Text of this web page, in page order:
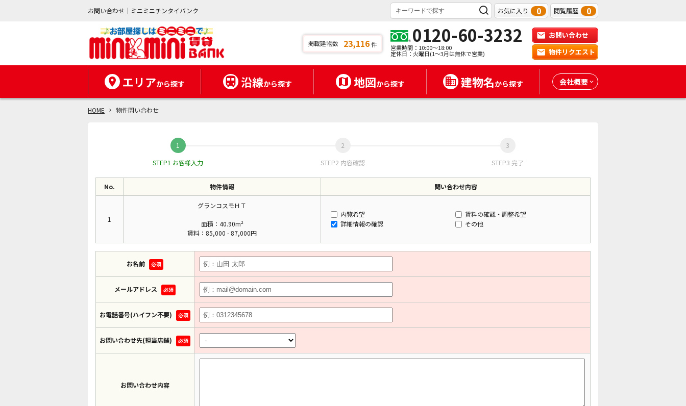
お問い合わせ｜ミニミニチンタイバンク お気に入り 0 閲覧履歴 0
掲載建物数 23,116件 0120-60-3232
営業時間：10:00～18:00
定休日：火曜日(1～3月は無休で営業)
お問い合わせ
物件リクエスト
エリアから探す 沿線から探す 地図から探す 建物名から探す 会社概要
HOME 物件問い合わせ
STEP1 お客様入力 STEP2 内容確認 STEP3 完了
No. 物件情報 問い合わせ内容
1
グランコスモＨＴ
面積：40.90m²
賃料：85,000 - 87,000円
内覧希望
賃料の確認・調整希望
詳細情報の確認
その他
お名前 必須
メールアドレス 必須
お電話番号(ハイフン不要) 必須
お問い合わせ先(担当店舗) 必須
お問い合わせ内容